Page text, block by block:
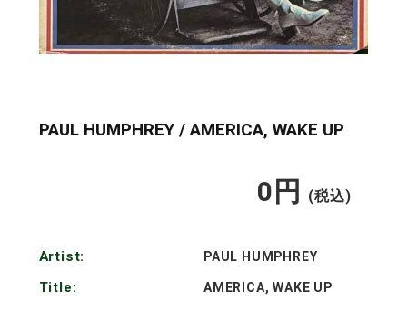
PAUL HUMPHREY / AMERICA, WAKE UP
0円 (税込)
Artist: PAUL HUMPHREY
Title: AMERICA, WAKE UP